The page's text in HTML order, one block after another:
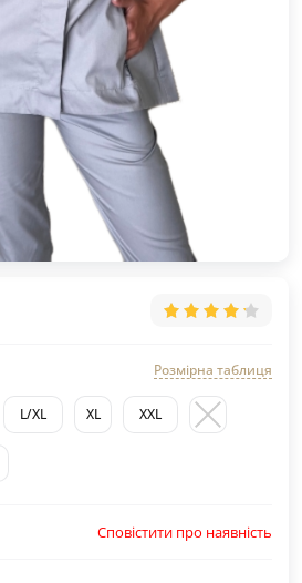
Розмірна таблиця
L/XL XL XXL
Сповістити про наявність